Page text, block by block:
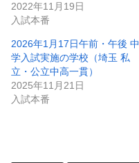
2022年11月19日
入試本番
2026年1月17日午前・午後 中
学入試実施の学校（埼玉 私
立・公立中高一貫）
2025年11月21日
入試本番